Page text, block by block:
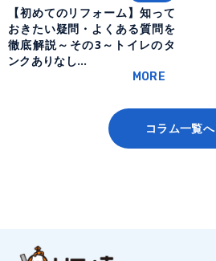
【初めてのリフォーム】知って
おきたい疑問・よくある質問を
徹底解説～その3～トイレのタ
ンクありなし…
MORE
コラム一覧へ